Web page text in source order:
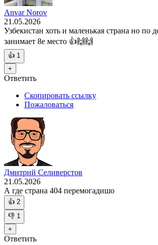
Anvar Norov
21.05.2026
Узбекистан хоть и маленькая страна но по
занимает 8е место 👍🙌🙌
👍 1
+
Ответить
Скопировать ссылку
Пожаловаться
Дмитрий Селиверстов
21.05.2026
А где страна 404 перемогадишо
👍 2
👎 1
+
Ответить